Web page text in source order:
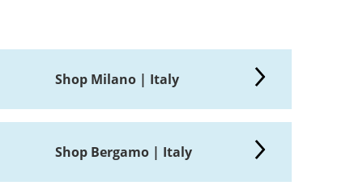
Shop Milano | Italy
Shop Bergamo | Italy